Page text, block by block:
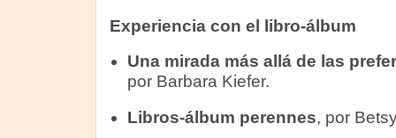
Experiencia con el libro-álbum
Una mirada más allá de las
por Barbara Kiefer.
Libros-álbum perennes, por